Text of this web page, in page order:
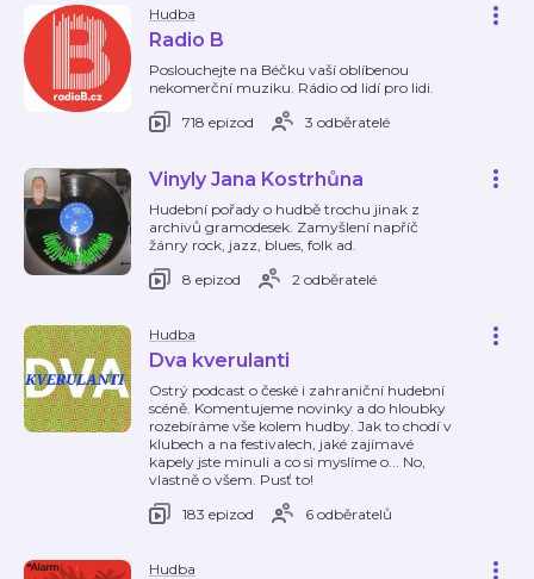
Hudba
Radio B
Poslouchejte na Béčku vaší oblíbenou
nekomerční muziku. Rádio od lidí pro lidi.
718 epizod
3 odběratelé
Vinyly Jana Kostrhůna
Hudební pořady o hudbě trochu jinak z
archivů gramodesek. Zamyšlení napříč
žánry rock, jazz, blues, folk ad.
8 epizod
2 odběratelé
Hudba
Dva kverulanti
Ostrý podcast o české i zahraniční hudební
scéně. Komentujeme novinky a do hloubky
rozebíráme vše kolem hudby. Jak to chodí v
klubech a na festivalech, jaké zajímavé
kapely jste minuli a co si myslíme o... No,
vlastně o všem. Pusť to!
183 epizod
6 odběratelů
Hudba